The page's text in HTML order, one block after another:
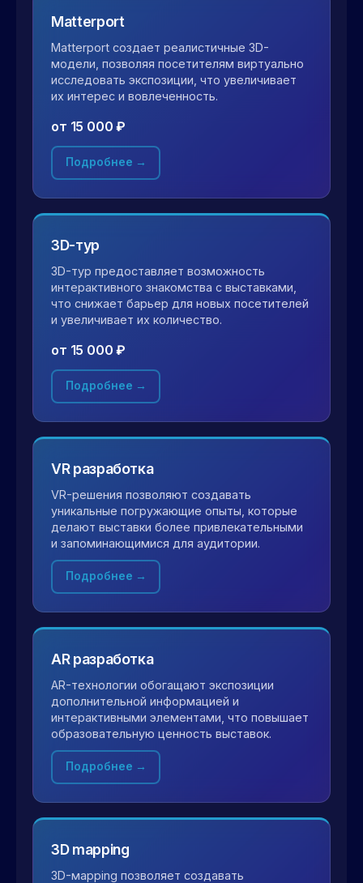
Matterport
Matterport создает реалистичные 3D-
модели, позволяя посетителям виртуально
исследовать экспозиции, что увеличивает
их интерес и вовлеченность.
от 15 000 ₽
Подробнее →
3D-тур
3D-тур предоставляет возможность
интерактивного знакомства с выставками,
что снижает барьер для новых посетителей
и увеличивает их количество.
от 15 000 ₽
Подробнее →
VR разработка
VR-решения позволяют создавать
уникальные погружающие опыты, которые
делают выставки более привлекательными
и запоминающимися для аудитории.
Подробнее →
AR разработка
AR-технологии обогащают экспозиции
дополнительной информацией и
интерактивными элементами, что повышает
образовательную ценность выставок.
Подробнее →
3D mapping
3D-мapping позволяет создавать